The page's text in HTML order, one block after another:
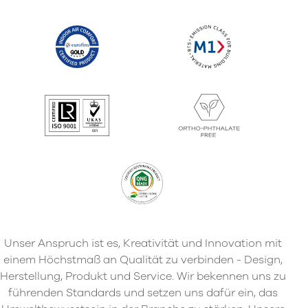
Unser Anspruch ist es, Kreativität und Innovation mit
einem Höchstmaß an Qualität zu verbinden - Design,
Herstellung, Produkt und Service. Wir bekennen uns zu
führenden Standards und setzen uns dafür ein, das